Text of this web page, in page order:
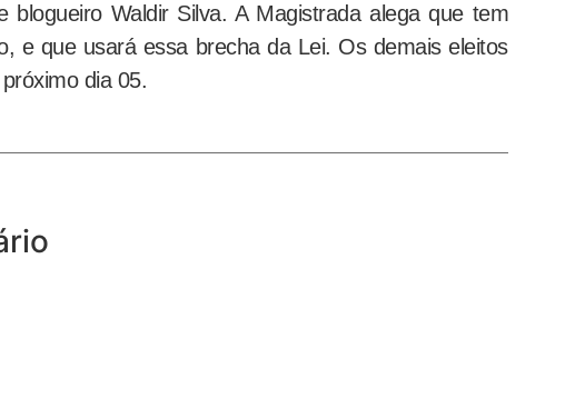
blogueiro Waldir Silva. A Magistrada alega que tem
e que usará essa brecha da Lei. Os demais eleitos
dia 05.